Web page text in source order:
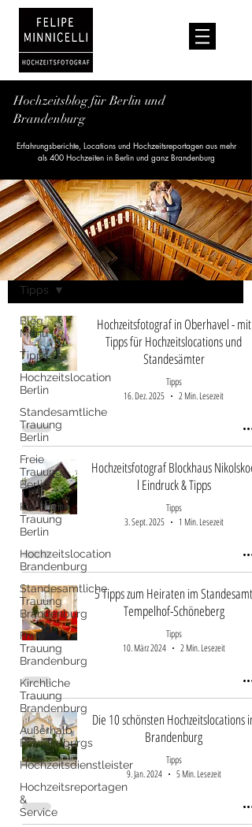
Blog
Blog
Menu
Tipps
Hochzeitslocation
Berlin
Standesamtliche
Trauung
Berlin
Freie
Trauung
Berlin
Kirchliche
Trauung
Berlin
Hochzeitslocation
Brandenburg
Standesamtliche
Trauung
Brandenburg
Freie
Trauung
Brandenburg
Kirchliche
Trauung
Brandenburg
Außerhalb
Brandenburgs
Hochzeitsdienstleister
Hochzeitsreportagen
&
Service
Tipps
Hochzeitsfotograf in Oberhavel - mit
Tipps für Hochzeitslocations und
Standesämter
Tipps
16. Dez. 2025
2 Min. Lesezeit
Hochzeitsfotograf Blockhaus Nikolskoe
l Eindruck & Tipps
Tipps
3. Sept. 2025
1 Min. Lesezeit
5 Tipps zum Heiraten im Standesamt
Tempelhof-Schöneberg
Tipps
10. März 2024
2 Min. Lesezeit
Die 10 schönsten Hochzeitslocations in
Brandenburg
Tipps
9. Jan. 2024
5 Min. Lesezeit
Hochzeitsblog für Berlin und
Brandenburg
Erfahrungsberichte, Locations und Hochzeitsreportagen aus mehr
als 400 Hochzeiten in Berlin und ganz Brandenburg